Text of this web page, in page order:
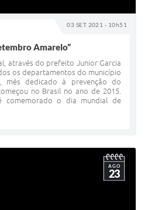
03 SET 2021 - 10h51
Amarelo”
através do prefeito Junior Garcia
os departamentos do município
mês dedicado à prevenção do
no Brasil no ano de 2015.
comemorado o dia mundial de
AGO
23